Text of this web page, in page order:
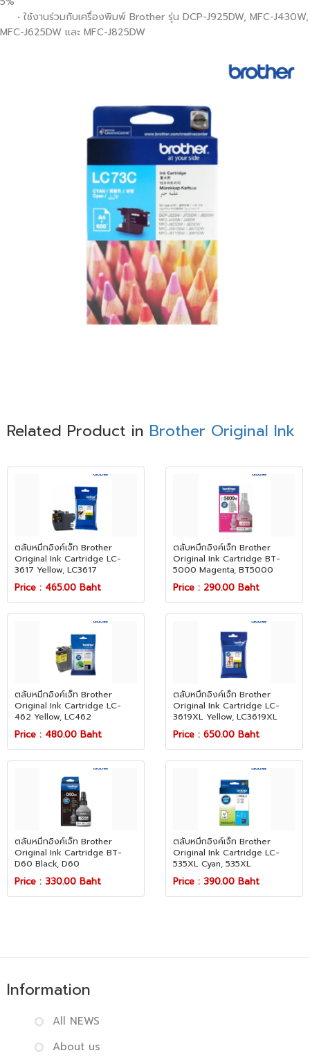
• ใช้งานร่วมกับเครื่องพิมพ์ Brother รุ่น DCP-J925DW, MFC-J430W,
MFC-J625DW และ MFC-J825DW
Related Product in Brother Original Ink
ตลับหมึกอิงค์เจ็ท Brother
Original Ink Cartridge LC-
3617 Yellow, LC3617
Price : 465.00 Baht
ตลับหมึกอิงค์เจ็ท Brother
Original Ink Cartridge BT-
5000 Magenta, BT5000
Price : 290.00 Baht
ตลับหมึกอิงค์เจ็ท Brother
Original Ink Cartridge LC-
462 Yellow, LC462
Price : 480.00 Baht
ตลับหมึกอิงค์เจ็ท Brother
Original Ink Cartridge LC-
3619XL Yellow, LC3619XL
Price : 650.00 Baht
ตลับหมึกอิงค์เจ็ท Brother
Original Ink Cartridge BT-
D60 Black, D60
Price : 330.00 Baht
ตลับหมึกอิงค์เจ็ท Brother
Original Ink Cartridge LC-
535XL Cyan, 535XL
Price : 390.00 Baht
Information
All NEWS
About us